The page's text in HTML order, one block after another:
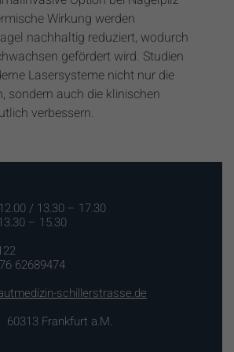
Wirkung werden
nachhaltig reduziert, wodurch
gefördert wird. Studien
Lasersysteme nicht nur die
sondern auch die klinischen
verbessern.
/ 13.30 – 17.30
– 15.30
62689474
schillerstrasse.de
Frankfurt a.M.